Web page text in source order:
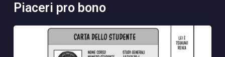
piaceri pro bono